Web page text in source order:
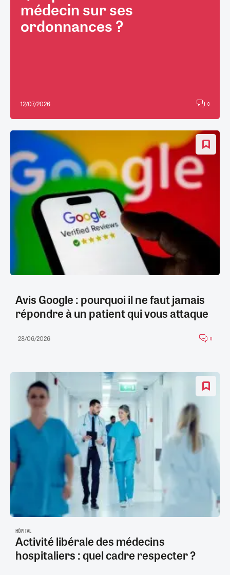
médecin sur ses
ordonnances ?
12/07/2026 0
Avis Google : pourquoi il ne faut jamais
répondre à un patient qui vous attaque
28/06/2026 0
HÔPITAL
Activité libérale des médecins
hospitaliers : quel cadre respecter ?